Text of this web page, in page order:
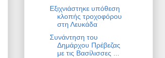
Εξιχνιάστηκε υπόθεση
κλοπής τροχοφόρου
στη Λευκάδα
Συνάντηση του
Δημάρχου Πρέβεζας
με τις Βασίλισσες ...